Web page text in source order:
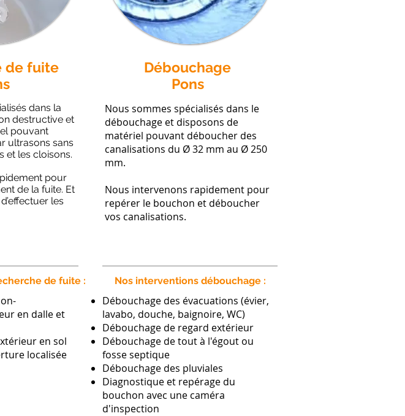
de fuite
dans la
destructive et
pouvant
ultrasons sans
et les cloisons.
pour
de la fuite. Et
les
Débouchage
Pons
Nous sommes spécialisés dans le
débouchage et disposons de
matériel pouvant déboucher des
canalisations du Ø 32 mm au Ø 250
mm.
Nous intervenons rapidement pour
repérer le bouchon et déboucher
vos canalisations.
de fuite :
en dalle et
en sol
localisée
Nos interventions débouchage :
Débouchage des évacuations (évier,
lavabo, douche, baignoire, WC)
Débouchage de regard extérieur
​Débouchage de tout à l'égout ou
fosse septique
Débouchage des pluviales
Diagnostique et repérage du
bouchon avec une caméra
d'inspection